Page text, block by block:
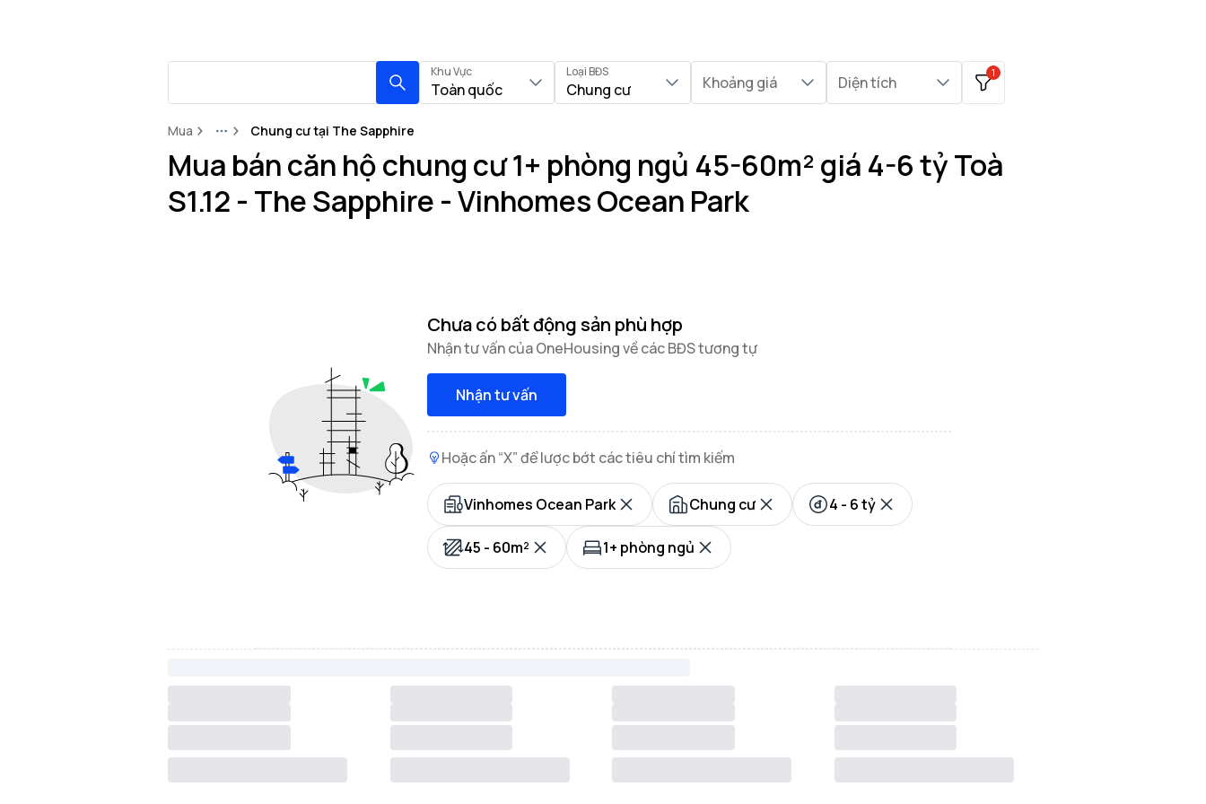
Khu Vực
Toàn quốc
Loại BĐS
Chung cư Khoảng giá Diện tích
1
Mua MoreChung cư tại The Sapphire
Mua bán căn hộ chung cư 1+ phòng ngủ 45-60m² giá 4-6 tỷ Toà
S1.12 - The Sapphire - Vinhomes Ocean Park
Chưa có bất động sản phù hợp
Nhận tư vấn của OneHousing về các BĐS tương tự
Nhận tư vấn
Hoặc ấn “X” để lược bớt các tiêu chí tìm kiếm
Vinhomes Ocean Park Chung cư 4 - 6 tỷ
45 - 60m² 1+ phòng ngủ